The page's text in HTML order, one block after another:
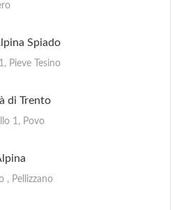
Spiado
Pieve Tesino
di Trento
1, Povo
, Pellizzano